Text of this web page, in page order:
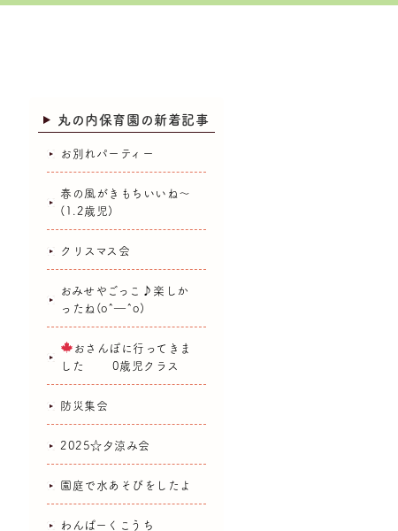
丸の内保育園の新着記事
お別れパーティー
春の風がきもちいいね～
(1.2歳児)
クリスマス会
おみせやごっこ♪楽しか
ったね(o^―^o)
おさんぽに行ってきま
した 0歳児クラス
防災集会
2025☆夕涼み会
園庭で水あそびをしたよ
わんぱーくこうち